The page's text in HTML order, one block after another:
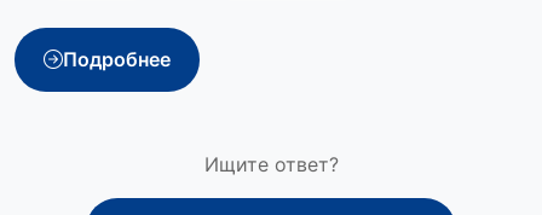
Подробнее
Ищите ответ?